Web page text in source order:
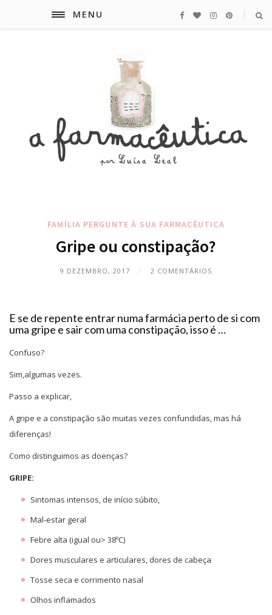
MENU
FAMÍLIA PERGUNTE À SUA FARMACÊUTICA
Gripe ou constipação?
9 DEZEMBRO, 2017 2 COMENTÁRIOS
E se de repente entrar numa farmácia perto de si com
uma gripe e sair com uma constipação, isso é …
Confuso?
Sim,algumas vezes.
Passo a explicar,
A gripe e a constipação são muitas vezes confundidas, mas há
diferenças!
Como distinguimos as doenças?
GRIPE:
Sintomas intensos, de início súbito,
Mal-estar geral
Febre alta (igual ou> 38ºC)
Dores musculares e articulares, dores de cabeça
Tosse seca e corrimento nasal
Olhos inflamados